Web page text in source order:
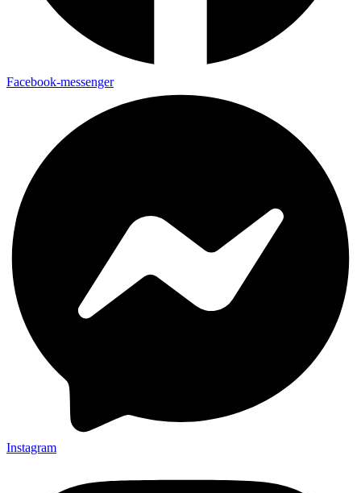
Facebook-messenger
Instagram